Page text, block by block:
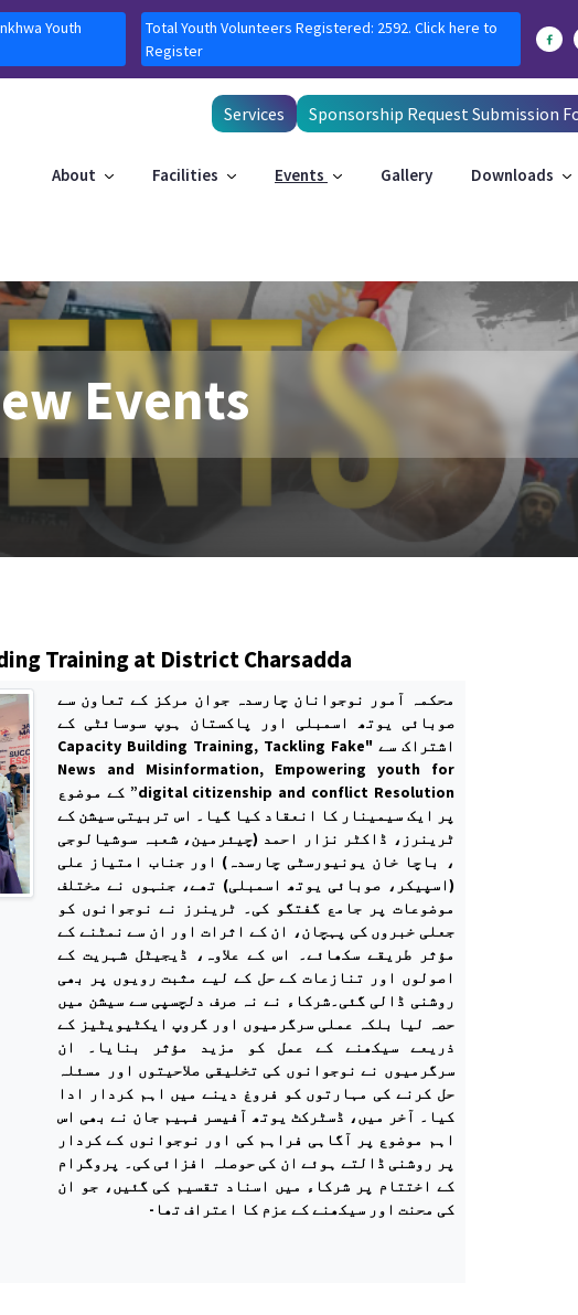
Youth
Total Youth Volunteers Registered: 2592. Click here to
Register
Services Sponsorship Request Submission
About Facilities Events Gallery Downloads
Events
Training at District Charsadda
محکمہ آمور نوجوانان چارسدہ جوان مرکز کے تعاون سے
صوبائی یوتھ اسمبلی اور پاکستان ہوپ سوسائٹی کے
اشتراک سے "Capacity Building Training, Tackling Fake
News and Misinformation, Empowering youth for
digital citizenship and conflict Resolution” کے موضوع
پر ایک سیمینار کا انعقاد کیا گیا۔ اس تربیتی سیشن کے
ٹرینرز، ڈاکٹر نزار احمد (چیئرمین، شعبہ سوشیالوجی
، باچا خان یونیورسٹی چارسدہ) اور جناب امتیاز علی
(اسپیکر، صوبائی یوتھ اسمبلی) تھے، جنہوں نے مختلف
موضوعات پر جامع گفتگو کی۔ ٹرینرز نے نوجوانوں کو
جعلی خبروں کی پہچان، ان کے اثرات اور ان سے نمٹنے کے
مؤثر طریقے سکھائے۔ اس کے علاوہ، ڈیجیٹل شہریت کے
اصولوں اور تنازعات کے حل کے لیے مثبت رویوں پر بھی
روشنی ڈالی گئی۔شرکاء نے نہ صرف دلچسپی سے سیشن میں
حصہ لیا بلکہ عملی سرگرمیوں اور گروپ ایکٹیویٹیز کے
ذریعے سیکھنے کے عمل کو مزید مؤثر بنایا۔ ان
سرگرمیوں نے نوجوانوں کی تخلیقی صلاحیتوں اور مسئلہ
حل کرنے کی مہارتوں کو فروغ دینے میں اہم کردار ادا
کیا۔ آخر میں، ڈسٹرکٹ یوتھ آفیسر فہیم جان نے بھی اس
اہم موضوع پر آگاہی فراہم کی اور نوجوانوں کے کردار
پر روشنی ڈالتے ہوئے ان کی حوصلہ افزائی کی۔ پروگرام
کے اختتام پر شرکاء میں اسناد تقسیم کی گئیں، جو ان
کی محنت اور سیکھنے کے عزم کا اعتراف تھا-